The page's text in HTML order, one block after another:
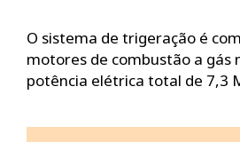
O sistema de trigeração é
motores de combustão a gás
potência elétrica total de 7,3